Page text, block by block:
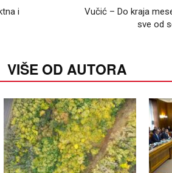
i
Vučić – Do kraja
sve od
VIŠE OD AUTORA